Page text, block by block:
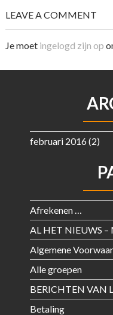
LEAVE A COMMENT
Je moet ingelogd zijn op
februari 2016 (2)
Afrekenen …
AL HET NIEUWS
Algemene
Alle groepen
BERICHTEN VAN
Betaling